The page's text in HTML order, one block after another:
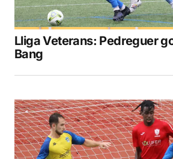
Lliga Veterans: Pedreguer
Bang